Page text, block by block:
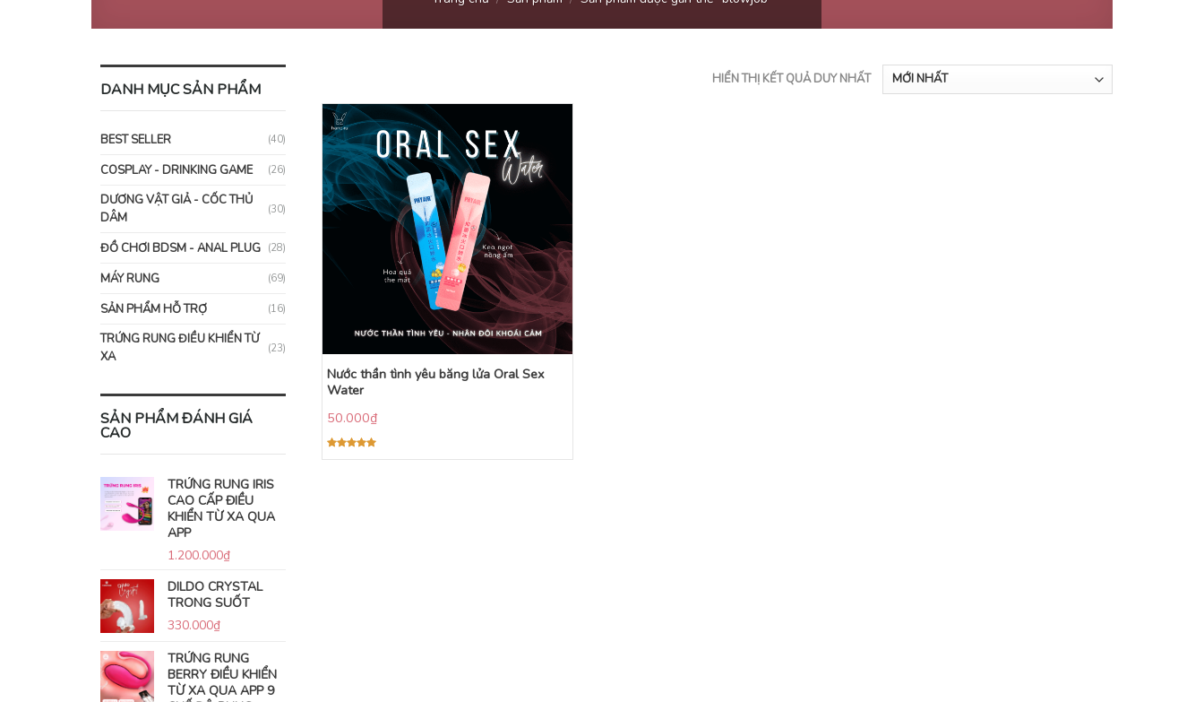
DANH MỤC SẢN PHẨM
BEST SELLER (40)
COSPLAY - DRINKING GAME (26)
DƯƠNG VẬT GIẢ - CỐC THỦ
DÂM
(30)
ĐỒ CHƠI BDSM - ANAL PLUG (28)
MÁY RUNG (69)
SẢN PHẨM HỖ TRỢ (16)
TRỨNG RUNG ĐIỀU KHIỂN TỪ
XA
(23)
SẢN PHẨM ĐÁNH GIÁ
CAO
TRỨNG RUNG IRIS
CAO CẤP ĐIỀU
KHIỂN TỪ XA QUA
APP
1.200.000₫
DILDO CRYSTAL
TRONG SUỐT
330.000₫
TRỨNG RUNG
BERRY ĐIỀU KHIỂN
TỪ XA QUA APP 9
HIỂN THỊ KẾT QUẢ DUY NHẤT
Nước thần tình yêu băng lửa Oral Sex
Water
50.000₫
Được xếp